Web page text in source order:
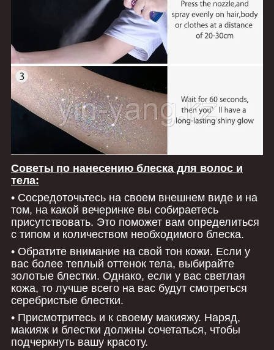
Советы по нанесению блеска для волос и
тела:
• Сосредоточьтесь на своем внешнем виде и на
том, на какой вечеринке вы собираетесь
присутствовать. Это поможет вам определиться
с типом и количеством необходимого блеска.
• Обратите внимание на свой тон кожи. Если у
вас более теплый оттенок тела, выбирайте
золотые блестки. Однако, если у вас светлая
кожа, то лучше всего на вас будут смотреться
серебристые блестки.
• Присмотритесь и к своему макияжу. Наряд,
макияж и блестки должны сочетаться, чтобы
подчеркнуть вашу красоту.